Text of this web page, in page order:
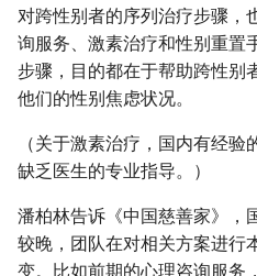
对跨性别者的序列治疗步骤，
询服务、激素治疗和性别重置
步骤，目的都在于帮助跨性别
他们的性别焦虑状况。
（关于激素治疗，国内有经
缺乏医生的专业指导。）
潘柏林告诉《中国慈善家》，
较晚，团队在对相关方案进行
变。比如前期的心理咨询服务